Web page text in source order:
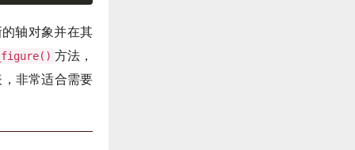
的轴对象并在其
方法，
非常适合需要